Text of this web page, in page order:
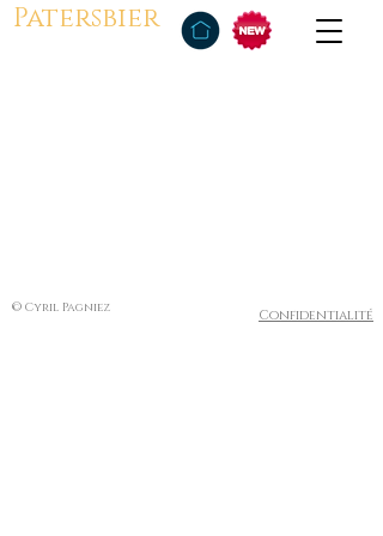
Patersbier
© Cyril Pagniez Confidentialité